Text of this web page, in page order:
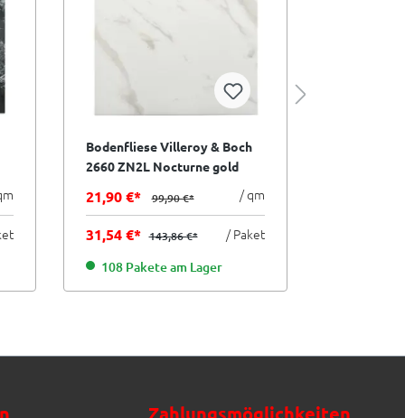
Bodenfliese Villeroy & Boch
2660 ZN2L Nocturne gold
I.Sorte
21,90 €* 99,90 €* / qm
31,54 €* 143,86 €* / Paket
108 Pakete am Lager
Zahlungsmöglichkeiten